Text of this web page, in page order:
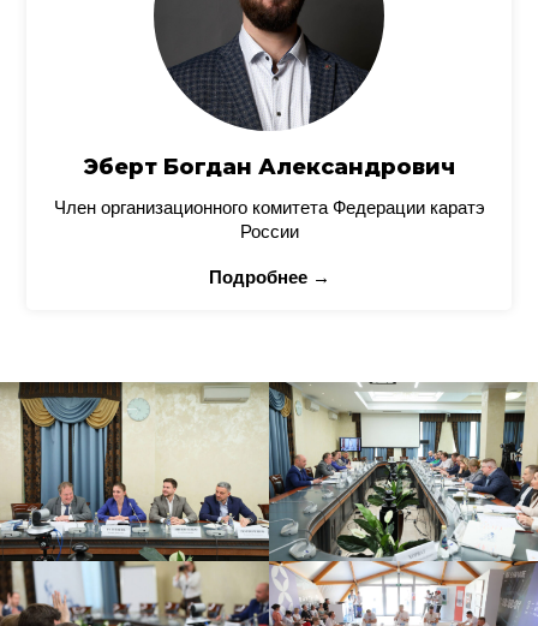
Эберт Богдан Александрович
Член организационного комитета Федерации каратэ
России
Подробнее →